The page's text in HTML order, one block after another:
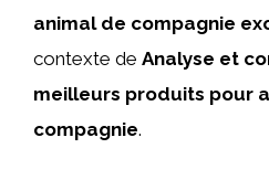
animal de compagnie
contexte de Analyse et
meilleurs produits pour
compagnie.